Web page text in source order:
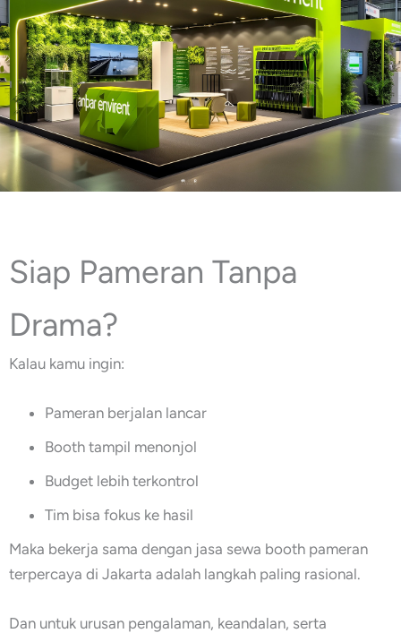
Siap Pameran Tanpa
Drama?
Kalau kamu ingin:
Pameran berjalan lancar
Booth tampil menonjol
Budget lebih terkontrol
Tim bisa fokus ke hasil
Maka bekerja sama dengan jasa sewa booth pameran
terpercaya di Jakarta adalah langkah paling rasional.
Dan untuk urusan pengalaman, keandalan, serta